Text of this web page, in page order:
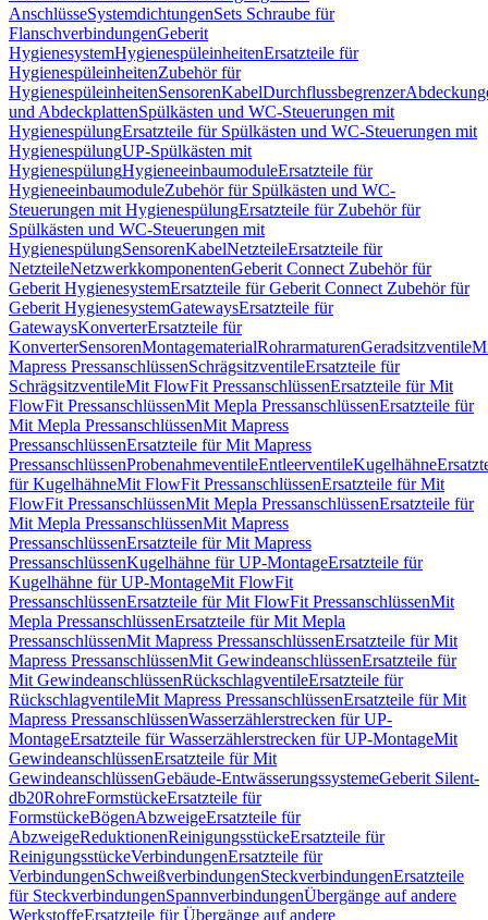
AnschlüsseSystemdichtungenSets Schraube für
FlanschverbindungenGeberit
HygienesystemHygienespüleinheitenErsatzteile für
HygienespüleinheitenZubehör für
HygienespüleinheitenSensorenKabelDurchflussbegrenzer
und AbdeckplattenSpülkästen und WC-Steuerungen mit
HygienespülungErsatzteile für Spülkästen und WC-Steuerungen mit
HygienespülungUP-Spülkästen mit
HygienespülungHygieneeinbaumoduleErsatzteile für
HygieneeinbaumoduleZubehör für Spülkästen und WC-
Steuerungen mit HygienespülungErsatzteile für Zubehör für
Spülkästen und WC-Steuerungen mit
HygienespülungSensorenKabelNetzteileErsatzteile für
NetzteileNetzwerkkomponentenGeberit Connect Zubehör für
Geberit HygienesystemErsatzteile für Geberit Connect Zubehör für
Geberit HygienesystemGatewaysErsatzteile für
GatewaysKonverterErsatzteile für
KonverterSensorenMontagematerialRohrarmaturenGeradsitzventile
Mapress PressanschlüssenSchrägsitzventileErsatzteile für
SchrägsitzventileMit FlowFit PressanschlüssenErsatzteile für Mit
FlowFit PressanschlüssenMit Mepla PressanschlüssenErsatzteile für
Mit Mepla PressanschlüssenMit Mapress
PressanschlüssenErsatzteile für Mit Mapress
PressanschlüssenProbenahmeventileEntleerventileKugelhähne
für KugelhähneMit FlowFit PressanschlüssenErsatzteile für Mit
FlowFit PressanschlüssenMit Mepla PressanschlüssenErsatzteile für
Mit Mepla PressanschlüssenMit Mapress
PressanschlüssenErsatzteile für Mit Mapress
PressanschlüssenKugelhähne für UP-MontageErsatzteile für
Kugelhähne für UP-MontageMit FlowFit
PressanschlüssenErsatzteile für Mit FlowFit PressanschlüssenMit
Mepla PressanschlüssenErsatzteile für Mit Mepla
PressanschlüssenMit Mapress PressanschlüssenErsatzteile für Mit
Mapress PressanschlüssenMit GewindeanschlüssenErsatzteile für
Mit GewindeanschlüssenRückschlagventileErsatzteile für
RückschlagventileMit Mapress PressanschlüssenErsatzteile für Mit
Mapress PressanschlüssenWasserzählerstrecken für UP-
MontageErsatzteile für Wasserzählerstrecken für UP-MontageMit
GewindeanschlüssenErsatzteile für Mit
GewindeanschlüssenGebäude-EntwässerungssystemeGeberit Silent-
db20RohreFormstückeErsatzteile für
FormstückeBögenAbzweigeErsatzteile für
AbzweigeReduktionenReinigungsstückeErsatzteile für
ReinigungsstückeVerbindungenErsatzteile für
VerbindungenSchweißverbindungenSteckverbindungenErsatzteile
für SteckverbindungenSpannverbindungenÜbergänge auf andere
WerkstoffeErsatzteile für Übergänge auf andere